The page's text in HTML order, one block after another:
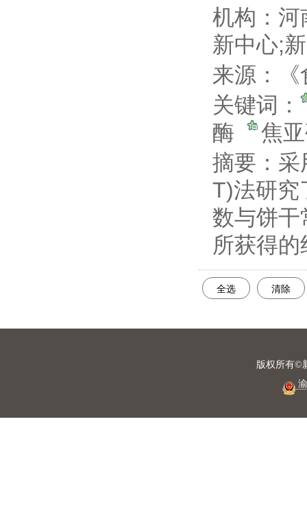
机构：河
新中心;
来源：
关键词：
酶
焦
摘要： 采
T)法研究
数与饼干
所获得
全选 清除
版权所有©